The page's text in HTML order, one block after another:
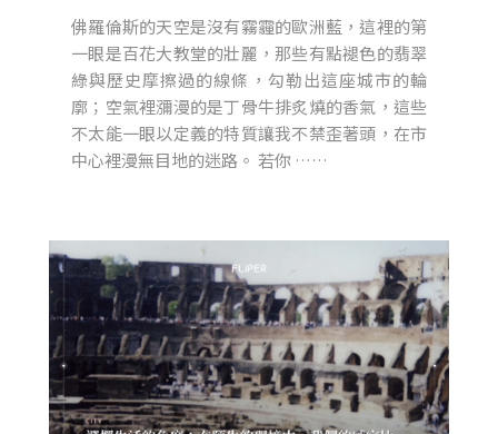
佛羅倫斯的天空是沒有霧霾的歐洲藍，這裡的第
一眼是百花大教堂的壯麗，那些有點褪色的翡翠
綠與歷史摩擦過的線條，勾勒出這座城市的輪
廓；空氣裡瀰漫的是丁骨牛排炙燒的香氣，這些
不太能一眼以定義的特質讓我不禁歪著頭，在市
中心裡漫無目地的迷路。 若你 ……